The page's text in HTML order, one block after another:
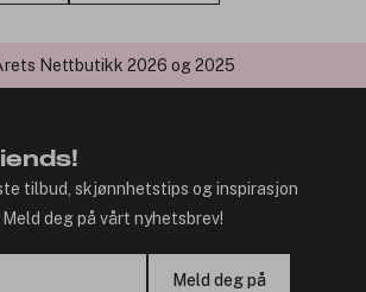
Nettbutikk 2026 og 2025
tilbud, skjønnhetstips og inspirasjon
deg på vårt nyhetsbrev!
Meld deg på